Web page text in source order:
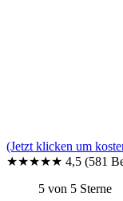
(Jetzt klicken um
★★★★★ 4,5 (581
5 von 5 Sterne